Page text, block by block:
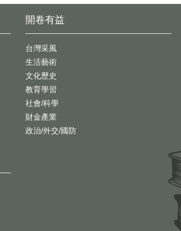
開卷有益
台灣采風
生活藝術
文化歷史
教育學習
社會/科學
財金產業
政治/外交/國防